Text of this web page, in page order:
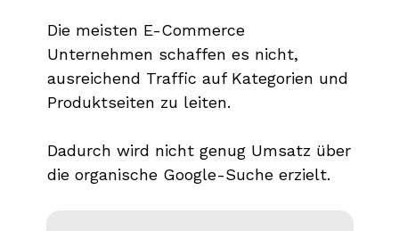
Die meisten E-Commerce
Unternehmen schaffen es nicht,
ausreichend Traffic auf Kategorien und
Produktseiten zu leiten.
Dadurch wird nicht genug Umsatz über
die organische Google-Suche erzielt.